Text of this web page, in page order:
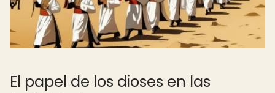
El papel de los dioses en las